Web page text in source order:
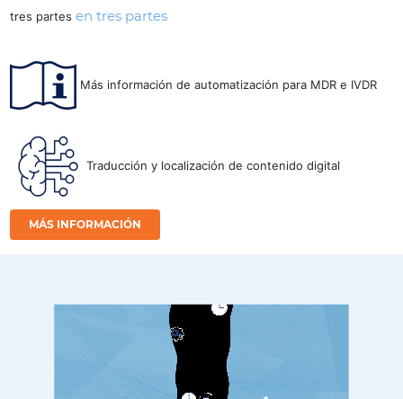
tres partes en tres partes
Más información de automatización para MDR e IVDR
Traducción y localización de contenido digital
MÁS INFORMACIÓN